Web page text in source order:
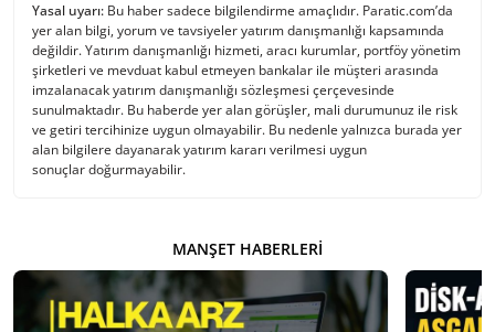
Yasal uyarı: Bu haber sadece bilgilendirme amaçlıdır. Paratic.com’da
yer alan bilgi, yorum ve tavsiyeler yatırım danışmanlığı kapsamında
değildir. Yatırım danışmanlığı hizmeti, aracı kurumlar, portföy yönetim
şirketleri ve mevduat kabul etmeyen bankalar ile müşteri arasında
imzalanacak yatırım danışmanlığı sözleşmesi çerçevesinde
sunulmaktadır. Bu haberde yer alan görüşler, mali durumunuz ile risk
ve getiri tercihinize uygun olmayabilir. Bu nedenle yalnızca burada yer
alan bilgilere dayanarak yatırım kararı verilmesi uygun
sonuçlar doğurmayabilir.
MANŞET HABERLERI